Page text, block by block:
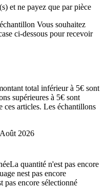
et ne payez que par pièce
Vous souhaitez
ci-dessous pour recevoir
total inférieur à 5€ sont
supérieures à 5€ sont
ces articles. Les échantillons
2026
La quantité n'est pas encore
nest pas encore
pas encore sélectionné